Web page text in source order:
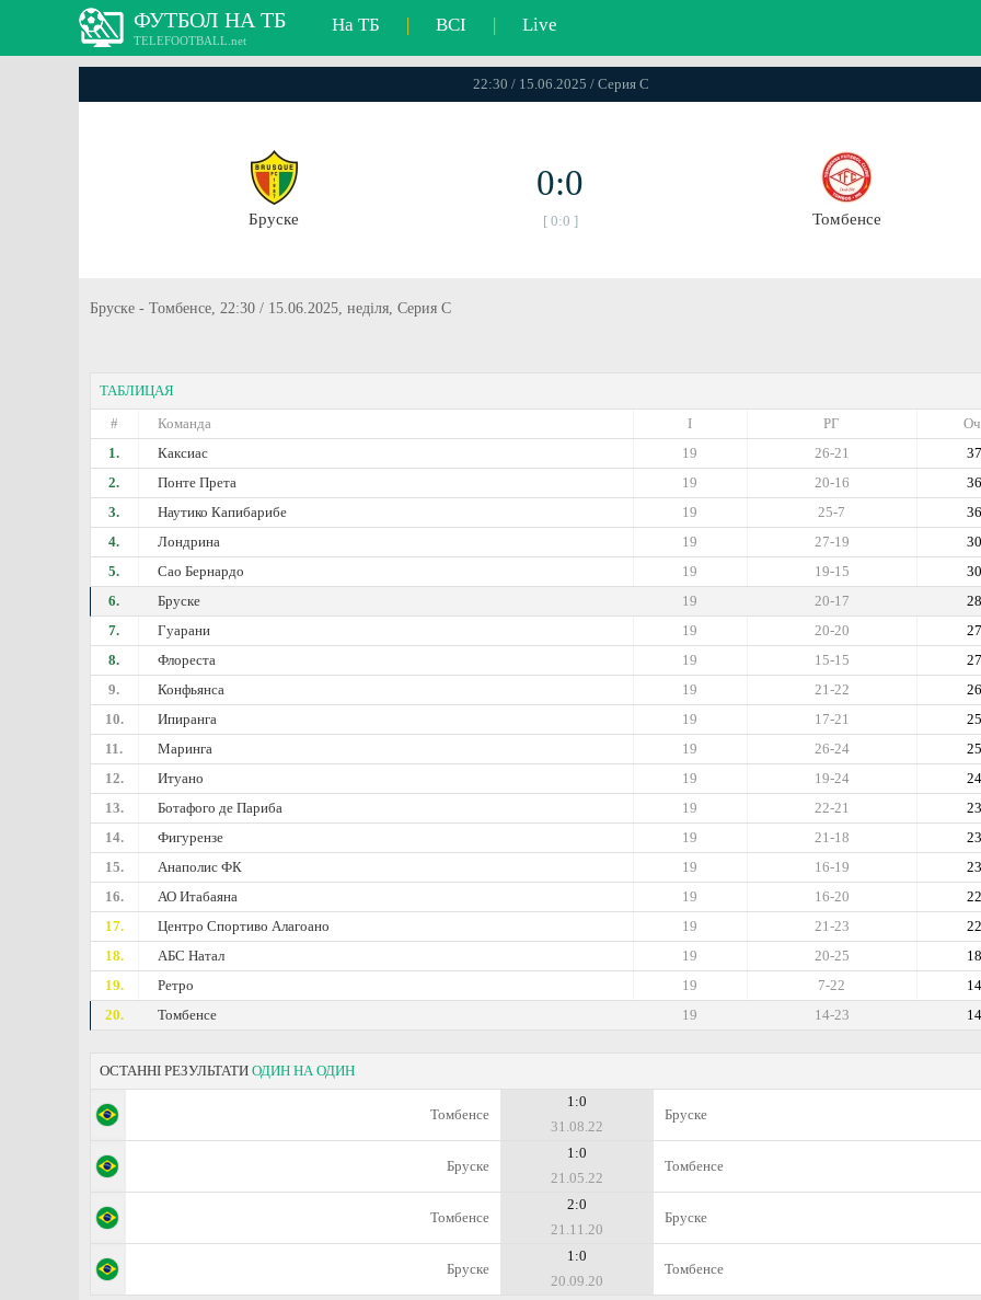
ФУТБОЛ НА ТБ
TELEFOOTBALL.net
На ТБ | ВСІ | Live
22:30 / 15.06.2025 / Серия C
Бруске
0:0
[ 0:0 ] Томбенсе
Бруске - Томбенсе, 22:30 / 15.06.2025, неділя, Серия C
ТАБЛИЦАЯ
#
Команда РГ
I
1.
Каксиас 37
26-21
19
2.
Понте Прета 36
20-16
19
3.
Наутико Капибарибе 36
25-7
19
4.
Лондрина 30
27-19
19
5.
Сао Бернардо 30
19-15
19
6.
Бруске 28
20-17
19
7.
Гуарани 27
20-20
19
8.
Флореста 27
15-15
19
9.
Конфьянса 26
21-22
19
10.
Ипиранга 25
17-21
19
11.
Маринга 25
26-24
19
12.
Итуано 24
19-24
19
13.
Ботафого де Париба 23
22-21
19
14.
Фигурензе 23
21-18
19
15.
Анаполис ФК 23
16-19
19
16.
АО Итабаяна 22
16-20
19
17.
Центро Спортиво Алагоано 22
21-23
19
18.
АБС Натал 18
20-25
19
19.
Ретро 14
7-22
19
20.
Томбенсе 14
14-23
19
ОСТАННІ РЕЗУЛЬТАТИ ОДИН НА ОДИН
Томбенсе
1:0
31.08.22
Бруске
Бруске
1:0
21.05.22
Томбенсе
Томбенсе
2:0
21.11.20
Бруске
Бруске
1:0
20.09.20
Томбенсе